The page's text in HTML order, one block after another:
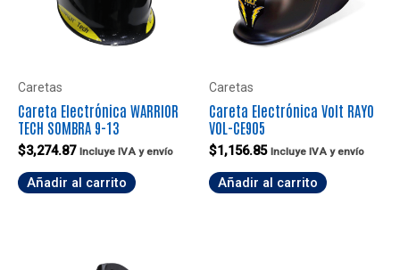
Caretas
Careta Electrónica WARRIOR
TECH SOMBRA 9-13
$3,274.87 Incluye IVA y envío
Añadir al carrito
Caretas
Careta Electrónica Volt RAYO
VOL-CE905
$1,156.85 Incluye IVA y envío
Añadir al carrito